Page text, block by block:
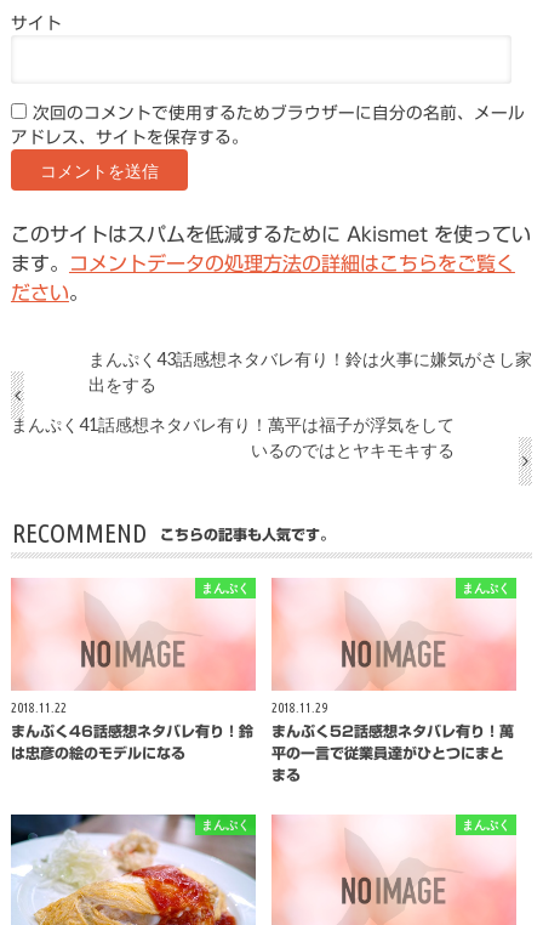
サイト
次回のコメントで使用するためブラウザーに自分の名前、メール
アドレス、サイトを保存する。
このサイトはスパムを低減するために Akismet を使ってい
ます。
コメントデータの処理方法の詳細はこちらをご覧く
ださい。
まんぷく43話感想ネタバレ有り！鈴は火事に嫌気がさし家
出をする
まんぷく41話感想ネタバレ有り！萬平は福子が浮気をして
いるのではとヤキモキする
RECOMMEND こちらの記事も人気です。
まんぷく
2018.11.22
まんぷく46話感想ネタバレ有り！鈴
は忠彦の絵のモデルになる
まんぷく
2018.11.29
まんぷく52話感想ネタバレ有り！萬
平の一言で従業員達がひとつにまと
まる
まんぷく まんぷく